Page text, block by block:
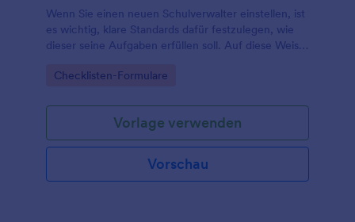
Wenn Sie einen neuen Schulverwalter einstellen, ist
es wichtig, klare Standards dafür festzulegen, wie
dieser seine Aufgaben erfüllen soll. Auf diese Weise
damit Ihre Schule sauber, sicher und reibungslos
Go to Category:
Checklisten-Formulare
Vorlage verwenden
Vorschau